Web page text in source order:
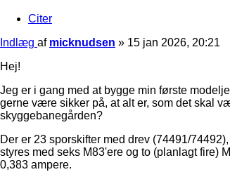
Citer
Indlæg af micknudsen » 15 jan 2026, 20:21
Hej!
Jeg er i gang med at bygge min første
gerne være sikker på, at alt er, som det skal
skyggebanegården?
Der er 23 sporskifter med drev (74491/
styres med seks M83'ere og to (planlagt fire)
0,383 ampere.